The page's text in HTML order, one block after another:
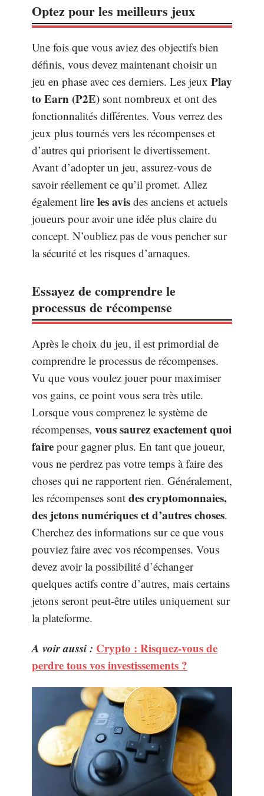
Optez pour les meilleurs jeux
Une fois que vous aviez des objectifs bien
définis, vous devez maintenant choisir un
jeu en phase avec ces derniers. Les jeux Play
to Earn (P2E) sont nombreux et ont des
fonctionnalités différentes. Vous verrez des
jeux plus tournés vers les récompenses et
d’autres qui priorisent le divertissement.
Avant d’adopter un jeu, assurez-vous de
savoir réellement ce qu’il promet. Allez
également lire les avis des anciens et actuels
joueurs pour avoir une idée plus claire du
concept. N’oubliez pas de vous pencher sur
la sécurité et les risques d’arnaques.
Essayez de comprendre le
processus de récompense
Après le choix du jeu, il est primordial de
comprendre le processus de récompenses.
Vu que vous voulez jouer pour maximiser
vos gains, ce point vous sera très utile.
Lorsque vous comprenez le système de
récompenses, vous saurez exactement quoi
faire pour gagner plus. En tant que joueur,
vous ne perdrez pas votre temps à faire des
choses qui ne rapportent rien. Généralement,
les récompenses sont des cryptomonnaies,
des jetons numériques et d’autres choses.
Cherchez des informations sur ce que vous
pouviez faire avec vos récompenses. Vous
devez avoir la possibilité d’échanger
quelques actifs contre d’autres, mais certains
jetons seront peut-être utiles uniquement sur
la plateforme.
A voir aussi : Crypto : Risquez-vous de
perdre tous vos investissements ?